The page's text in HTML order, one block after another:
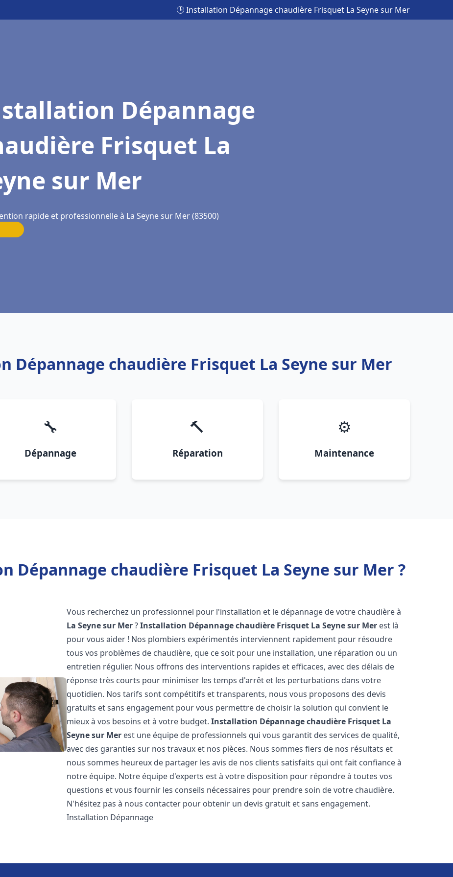
🕒 Installation Dépannage chaudière Frisquet La Seyne sur Mer
Dépannage
Frisquet La
sur Mer
rapide et professionnelle à La Seyne sur Mer (83500)
Dépannage chaudière Frisquet La Seyne sur Mer
🔧
Dépannage
🔨
Réparation
⚙️
Maintenance
Dépannage chaudière Frisquet La Seyne sur Mer ?
Vous recherchez un professionnel pour l'installation et le dépannage de votre chaudière à
La Seyne sur Mer?Installation Dépannage chaudière Frisquet La Seyne sur Mer est là
pour vous aider ! Nos plombiers expérimentés interviennent rapidement pour résoudre
tous vos problèmes de chaudière, que ce soit pour une installation, une réparation ou un
entretien régulier. Nous offrons des interventions rapides et efficaces, avec des délais de
réponse très courts pour minimiser les temps d'arrêt et les perturbations dans votre
quotidien. Nos tarifs sont compétitifs et transparents, nous vous proposons des devis
gratuits et sans engagement pour vous permettre de choisir la solution qui convient le
mieux à vos besoins et à votre budget.Installation Dépannage chaudière Frisquet La
Seyne sur Mer est une équipe de professionnels qui vous garantit des services de qualité,
avec des garanties sur nos travaux et nos pièces. Nous sommes fiers de nos résultats et
nous sommes heureux de partager les avis de nos clients satisfaits qui ont fait confiance à
notre équipe. Notre équipe d'experts est à votre disposition pour répondre à toutes vos
questions et vous fournir les conseils nécessaires pour prendre soin de votre chaudière.
N'hésitez pas à nous contacter pour obtenir un devis gratuit et sans engagement.
Installation Dépannage